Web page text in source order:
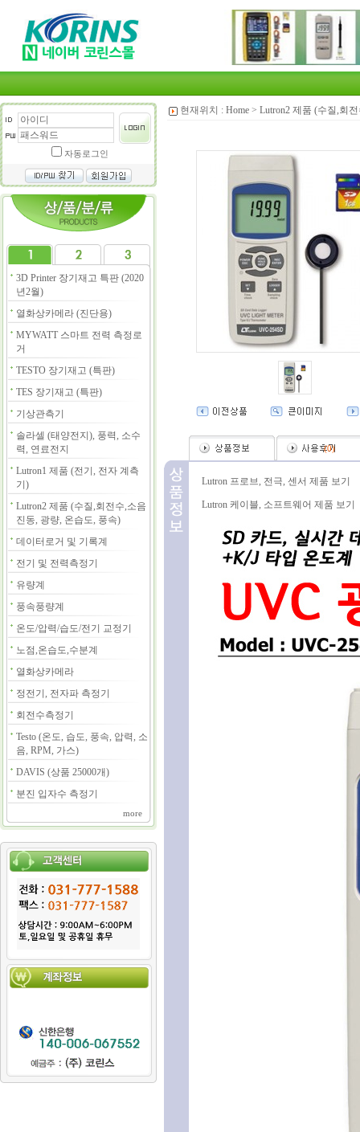
자동로그인
3D Printer 장기재고 특판 (2020
년2월)
열화상카메라 (진단용)
MYWATT 스마트 전력 측정로
거
TESTO 장기재고 (특판)
TES 장기재고 (특판)
기상관측기
솔라셀 (태양전지), 풍력, 소수
력, 연료전지
Lutron1 제품 (전기, 전자 계측
기)
Lutron2 제품 (수질,회전수,소음
진동, 광량, 온습도, 풍속)
데이터로거 및 기록계
전기 및 전력측정기
유량계
풍속풍량계
온도/압력/습도/전기 교정기
노점,온습도,수분계
열화상카메라
정전기, 전자파 측정기
회전수측정기
Testo (온도, 습도, 풍속, 압력, 소
음, RPM, 가스)
DAVIS (상품 25000개)
분진 입자수 측정기
more
현재위치 : Home > Lutron2 제품 (수질,회
(0)
Lutron 프로브, 전극, 센서 제품 보기
Lutron 케이블, 소프트웨어 제품 보기